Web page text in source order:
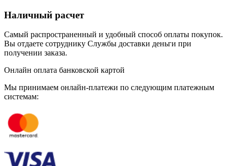
Наличный расчет
Самый распространенный и удобный способ оплаты покупок.
Вы отдаете сотруднику Службы доставки деньги при
получении заказа.
Онлайн оплата банковской картой
Мы принимаем онлайн-платежи по cледующим платежным
системам: